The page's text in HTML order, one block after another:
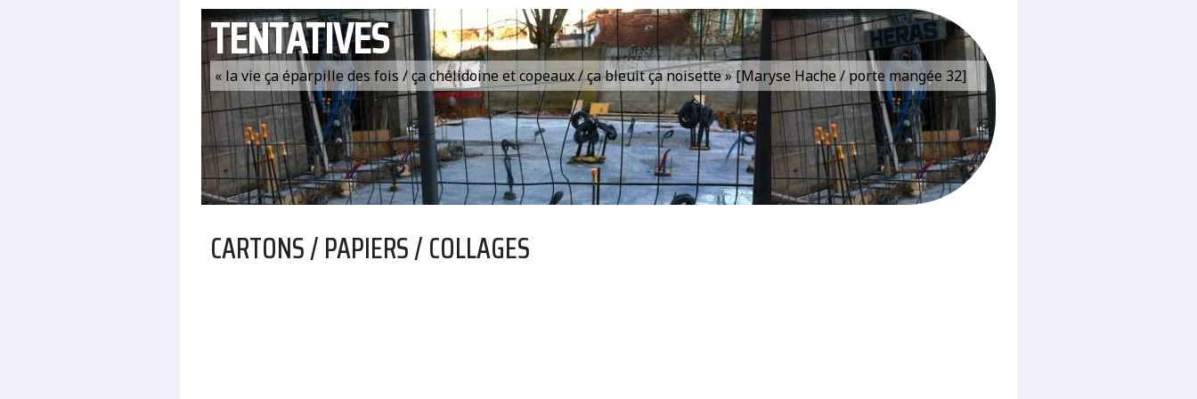
TENTATIVES
« la vie ça éparpille des fois / ça chélidoine et copeaux / ça bleuit ça noisette » [Maryse Hache / porte mangée 32]
CARTONS / PAPIERS / COLLAGES